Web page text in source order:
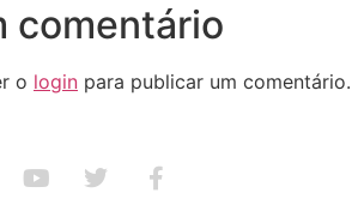
comentário
o login para publicar um comentário.